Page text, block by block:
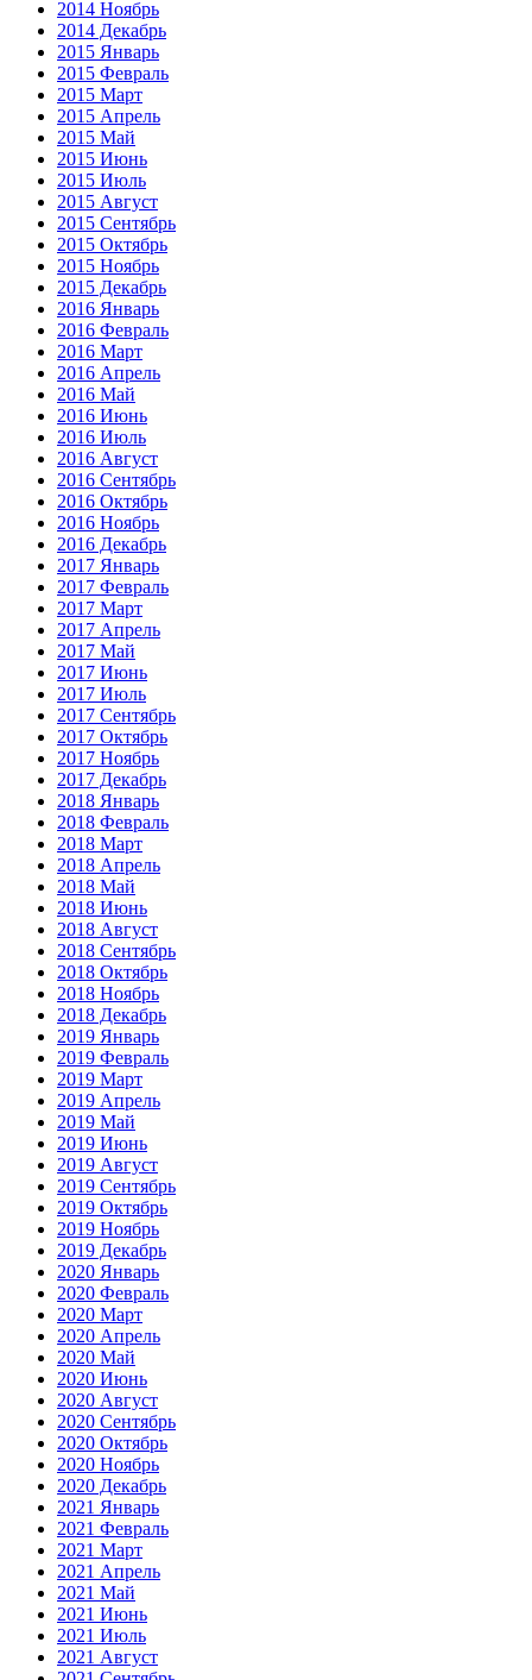
2014 Ноябрь
2014 Декабрь
2015 Январь
2015 Февраль
2015 Март
2015 Апрель
2015 Май
2015 Июнь
2015 Июль
2015 Август
2015 Сентябрь
2015 Октябрь
2015 Ноябрь
2015 Декабрь
2016 Январь
2016 Февраль
2016 Март
2016 Апрель
2016 Май
2016 Июнь
2016 Июль
2016 Август
2016 Сентябрь
2016 Октябрь
2016 Ноябрь
2016 Декабрь
2017 Январь
2017 Февраль
2017 Март
2017 Апрель
2017 Май
2017 Июнь
2017 Июль
2017 Сентябрь
2017 Октябрь
2017 Ноябрь
2017 Декабрь
2018 Январь
2018 Февраль
2018 Март
2018 Апрель
2018 Май
2018 Июнь
2018 Август
2018 Сентябрь
2018 Октябрь
2018 Ноябрь
2018 Декабрь
2019 Январь
2019 Февраль
2019 Март
2019 Апрель
2019 Май
2019 Июнь
2019 Август
2019 Сентябрь
2019 Октябрь
2019 Ноябрь
2019 Декабрь
2020 Январь
2020 Февраль
2020 Март
2020 Апрель
2020 Май
2020 Июнь
2020 Август
2020 Сентябрь
2020 Октябрь
2020 Ноябрь
2020 Декабрь
2021 Январь
2021 Февраль
2021 Март
2021 Апрель
2021 Май
2021 Июнь
2021 Июль
2021 Август